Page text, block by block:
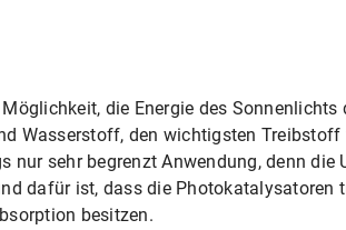
die Energie des
Wasserstoff, den wichtigsten
nur sehr begrenzt Anwendung, denn
dafür ist, dass die
besitzen.